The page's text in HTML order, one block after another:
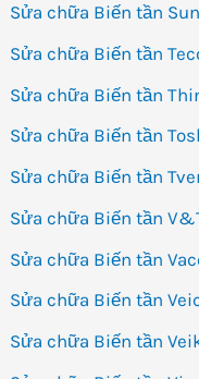
Sửa chữa Biến tần
Sửa chữa Biến tần
Sửa chữa Biến tần
Sửa chữa Biến tần
Sửa chữa Biến tần
Sửa chữa Biến tần
Sửa chữa Biến tần
Sửa chữa Biến tần
Sửa chữa Biến tần